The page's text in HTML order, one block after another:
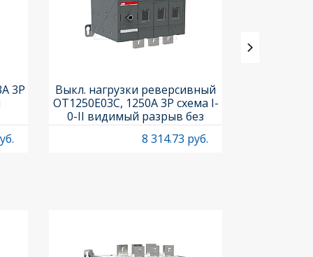
3P
Выкл. нагрузки реверсивный
OT1250E03C, 1250A 3P схема I-
0-II видимый разрыв без
рукоятки
8 314.73 руб.